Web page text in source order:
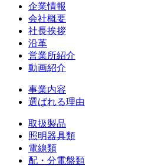
企業情報
会社概要
社長挨拶
沿革
営業所紹介
動画紹介
事業内容
選ばれる理由
取扱製品
照明器具類
電線類
配・分電盤類